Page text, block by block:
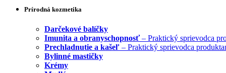
Prírodná kozmetika
Darčekové balíčky
Imunita a obranyschopnosť– Praktický sprievodca
Prechladnutie a kašeľ – Praktický sprievodca
Bylinné mastičky
Krémy